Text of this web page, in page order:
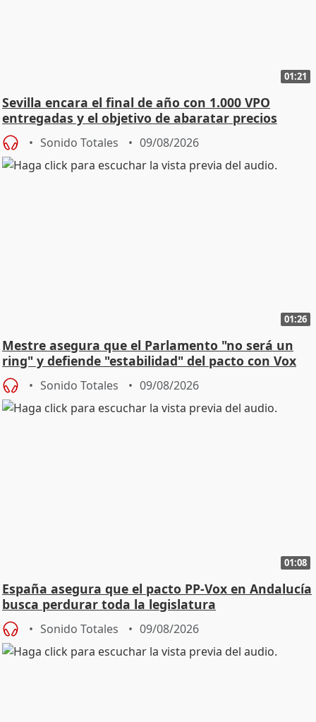
01:21
Sevilla encara el final de año con 1.000 VPO
entregadas y el objetivo de abaratar precios
Sonido Totales 09/08/2026
01:26
Mestre asegura que el Parlamento "no será un
ring" y defiende "estabilidad" del pacto con Vox
Sonido Totales 09/08/2026
01:08
España asegura que el pacto PP-Vox en Andalucía
busca perdurar toda la legislatura
Sonido Totales 09/08/2026